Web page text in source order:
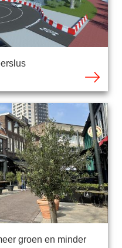
groen en minder